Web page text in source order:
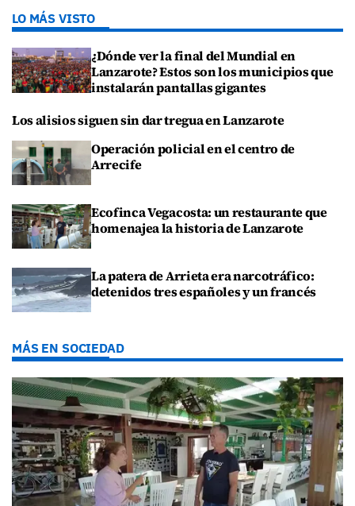
LO MÁS VISTO
¿Dónde ver la final del Mundial en
Lanzarote? Estos son los municipios que
instalarán pantallas gigantes
Los alisios siguen sin dar tregua en Lanzarote
Operación policial en el centro de
Arrecife
Ecofinca Vegacosta: un restaurante que
homenajea la historia de Lanzarote
La patera de Arrieta era narcotráfico:
detenidos tres españoles y un francés
MÁS EN SOCIEDAD